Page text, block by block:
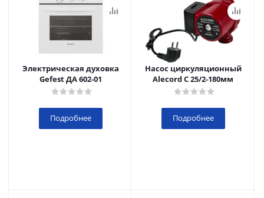
Электрическая духовка
Gefest ДА 602-01
Подробнее
Насос циркуляционный
Alecord C 25/2-180мм
Подробнее